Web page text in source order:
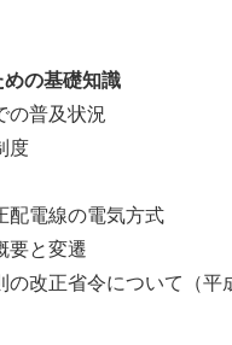
めの基礎知識
普及状況
度
電線の電気方式
と変遷
改正省令について（平